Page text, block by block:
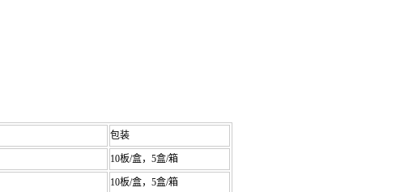
包装
10板/盒， 5盒/箱
10板/盒， 5盒/箱